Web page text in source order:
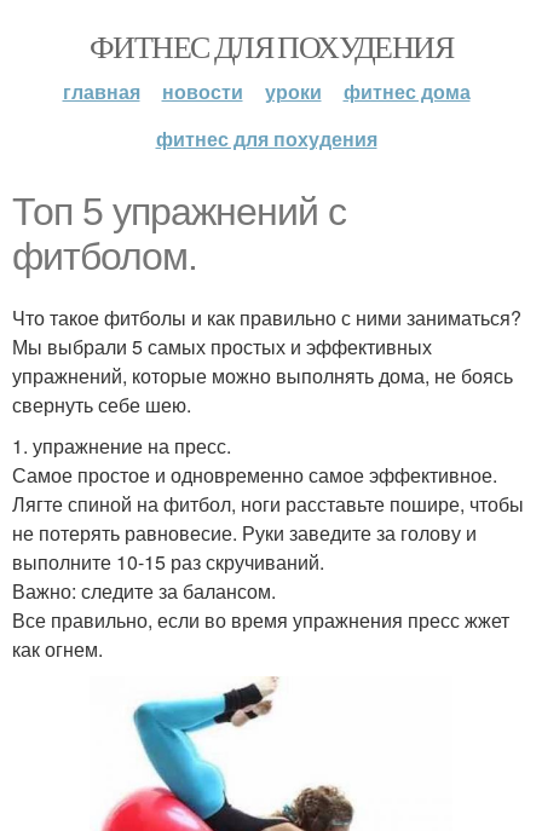
ФИТНЕС ДЛЯ ПОХУДЕНИЯ
главная новости уроки
фитнес дома
фитнес для похудения
Топ 5 упражнений с
фитболом.
Что такое фитболы и как правильно с ними заниматься?
Мы выбрали 5 самых простых и эффективных
упражнений, которые можно выполнять дома, не боясь
свернуть себе шею.
1. упражнение на пресс.
Самое простое и одновременно самое эффективное.
Лягте спиной на фитбол, ноги расставьте пошире, чтобы
не потерять равновесие. Руки заведите за голову и
выполните 10-15 раз скручиваний.
Важно: следите за балансом.
Все правильно, если во время упражнения пресс жжет
как огнем.